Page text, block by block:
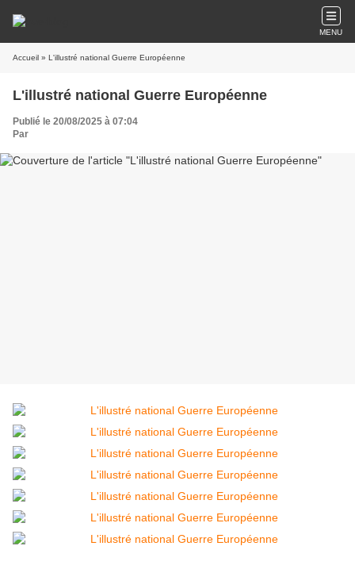
MENU
Accueil » L'illustré national Guerre Européenne
L'illustré national Guerre Européenne
Publié le 20/08/2025 à 07:04
Par